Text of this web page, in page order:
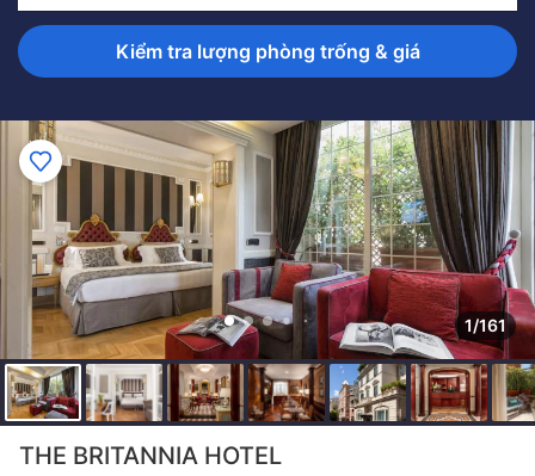
Kiểm tra lượng phòng trống & giá
1/161
THE BRITANNIA HOTEL
Đánh giá sao 4 sao